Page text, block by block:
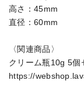
高さ：45mm
直径：60mm
〈関連商品〉
クリーム瓶10g 5個
https://